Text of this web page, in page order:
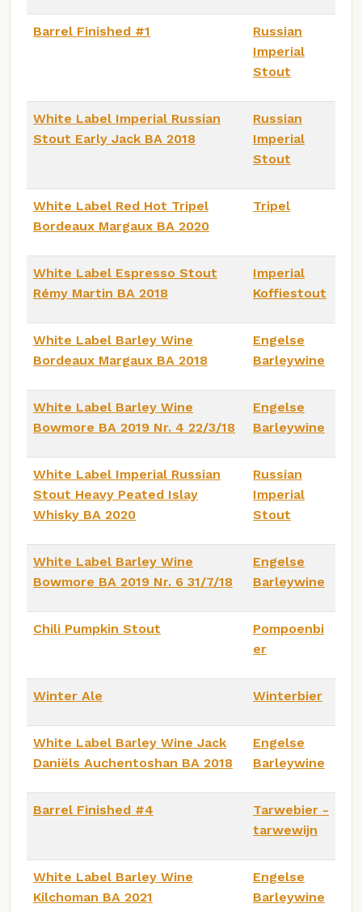
Barrel Finished #1
Russian
Imperial
Stout
White Label Imperial Russian
Stout Early Jack BA 2018
Russian
Imperial
Stout
White Label Red Hot Tripel
Bordeaux Margaux BA 2020
Tripel
White Label Espresso Stout
Rémy Martin BA 2018
Imperial
Koffiestout
White Label Barley Wine
Bordeaux Margaux BA 2018
Engelse
Barleywine
White Label Barley Wine
Bowmore BA 2019 Nr. 4 22/3/18
Engelse
Barleywine
White Label Imperial Russian
Stout Heavy Peated Islay
Whisky BA 2020
Russian
Imperial
Stout
White Label Barley Wine
Bowmore BA 2019 Nr. 6 31/7/18
Engelse
Barleywine
Chili Pumpkin Stout
Pompoenbi
er
Winter Ale Winterbier
White Label Barley Wine Jack
Daniëls Auchentoshan BA 2018
Engelse
Barleywine
Barrel Finished #4
Tarwebier -
tarwewijn
White Label Barley Wine
Kilchoman BA 2021
Engelse
Barleywine